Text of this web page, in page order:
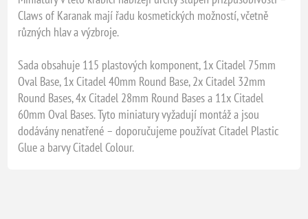
Claws of Karanak mají řadu kosmetických možností, včetně
různých hlav a výzbroje.
Sada obsahuje 115 plastových komponent, 1x Citadel 75mm
Oval Base, 1x Citadel 40mm Round Base, 2x Citadel 32mm
Round Bases, 4x Citadel 28mm Round Bases a 11x Citadel
60mm Oval Bases. Tyto miniatury vyžadují montáž a jsou
dodávány nenatřené – doporučujeme používat Citadel Plastic
Glue a barvy Citadel Colour.